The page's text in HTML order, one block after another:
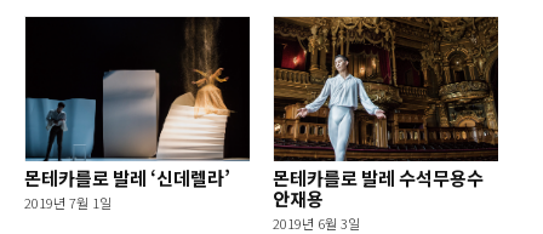
몬테카를로 발레 ‘신데렐라’
2019년 7월 1일
몬테카를로 발레 수석무용수
안재용
2019년 6월 3일